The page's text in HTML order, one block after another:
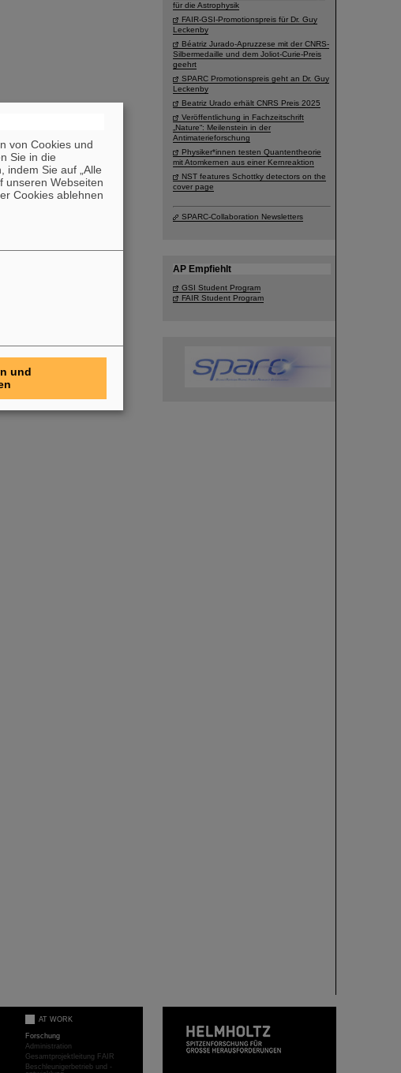
für die Astrophysik
FAIR-GSI-Promotionspreis für Dr. Guy
Leckenby
Béatriz Jurado-Apruzzese mit der CNRS-
Silbermedaille und dem Joliot-Curie-Preis
geehrt
SPARC Promotionspreis geht an Dr. Guy
Leckenby
Beatriz Urado erhält CNRS Preis 2025
Veröffentlichung in Fachzeitschrift
„Nature“: Meilenstein in der
Antimaterieforschung
Physiker*innen testen Quantentheorie
mit Atomkernen aus einer Kernreaktion
NST features Schottky detectors on the
cover page
SPARC-Collaboration Newsletters
AP Empfiehlt
GSI Student Program
FAIR Student Program
AT WORK
Forschung
Administration
Gesamtprojektleitung FAIR
Beschleunigerbetrieb und -
von Cookies und
Sie in die
indem Sie auf „Alle
unseren Webseiten
Cookies ablehnen
und